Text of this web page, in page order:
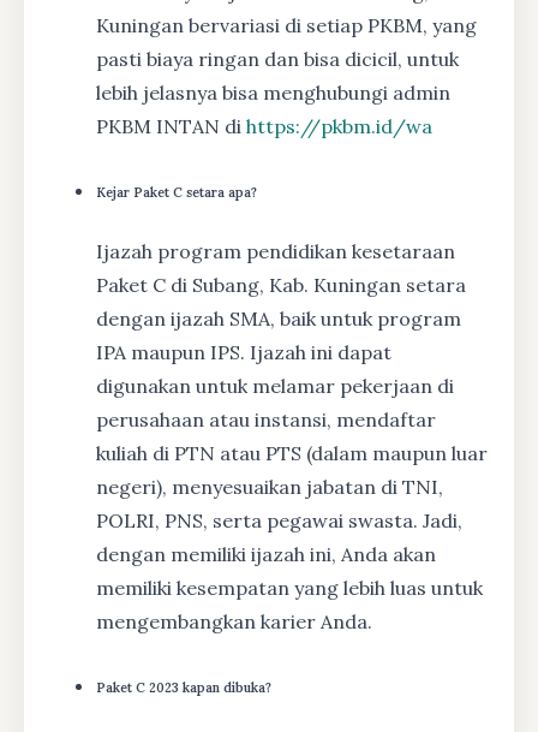
Kuningan bervariasi di setiap PKBM, yang
pasti biaya ringan dan bisa dicicil, untuk
lebih jelasnya bisa menghubungi admin
PKBM INTAN di https://pkbm.id/wa
Kejar Paket C setara apa?
Ijazah program pendidikan kesetaraan
Paket C di Subang, Kab. Kuningan setara
dengan ijazah SMA, baik untuk program
IPA maupun IPS. Ijazah ini dapat
digunakan untuk melamar pekerjaan di
perusahaan atau instansi, mendaftar
kuliah di PTN atau PTS (dalam maupun luar
negeri), menyesuaikan jabatan di TNI,
POLRI, PNS, serta pegawai swasta. Jadi,
dengan memiliki ijazah ini, Anda akan
memiliki kesempatan yang lebih luas untuk
mengembangkan karier Anda.
Paket C 2023 kapan dibuka?